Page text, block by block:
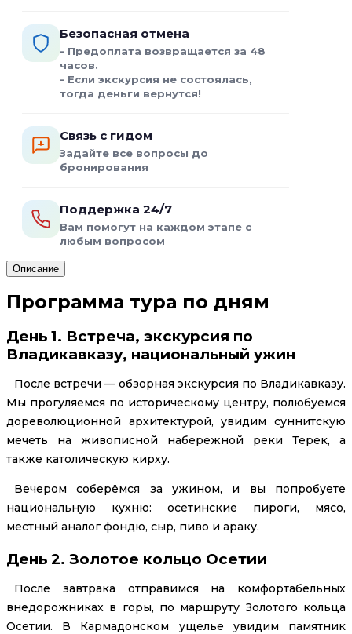
Безопасная отмена
- Предоплата возвращается за 48
часов.
- Если экскурсия не состоялась,
тогда деньги вернутся!
Связь с гидом
Задайте все вопросы до
бронирования
Поддержка 24/7
Вам помогут на каждом этапе с
любым вопросом
Описание
Программа тура по дням
День 1. Встреча, экскурсия по
Владикавказу, национальный ужин
После встречи — обзорная экскурсия по Владикавказу.
Мы прогуляемся по историческому центру, полюбуемся
дореволюционной архитектурой, увидим суннитскую
мечеть на живописной набережной реки Терек, а
также католическую кирху.
Вечером соберёмся за ужином, и вы попробуете
национальную кухню: осетинские пироги, мясо,
местный аналог фондю, сыр, пиво и араку.
День 2. Золотое кольцо Осетии
После завтрака отправимся на комфортабельных
внедорожниках в горы, по маршруту Золотого кольца
Осетии. В Кармадонском ущелье увидим памятник